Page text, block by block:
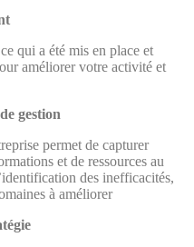
qui a été mis en place et
améliorer votre activité et
gestion
permet de capturer
et de ressources au
des inefficacités,
à améliorer